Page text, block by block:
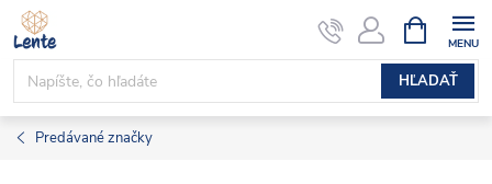
Prejsť
na
obsah
HĽADAŤ
KOŠÍK
Predávané značky